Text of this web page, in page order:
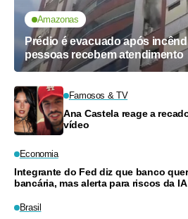
Amazonas
Prédio é evacuado após
pessoas recebem atendimento
Famosos & TV
Ana Castela reage a
vídeo
Economia
Integrante do Fed diz que banco
bancária, mas alerta para riscos da IA
Brasil